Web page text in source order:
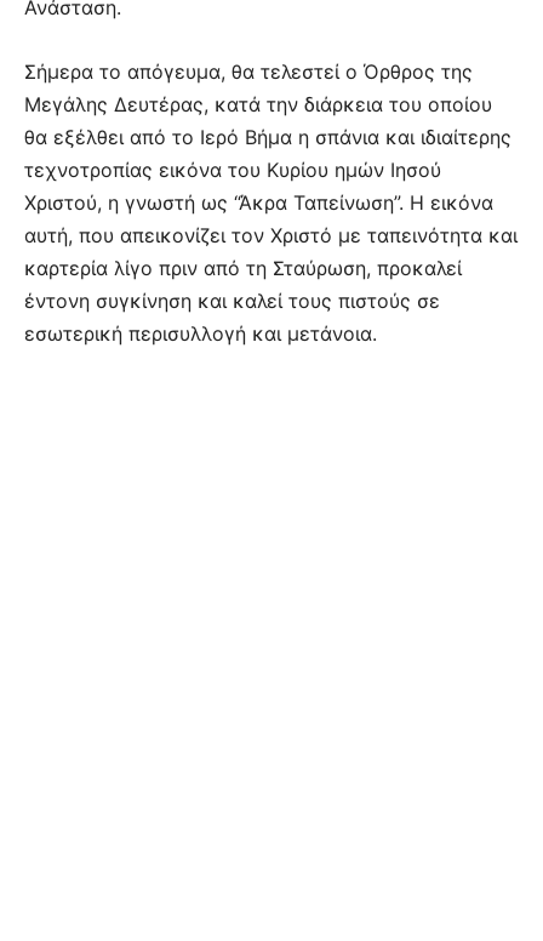
Ανάσταση.
Σήμερα το απόγευμα, θα τελεστεί ο Όρθρος της
Μεγάλης Δευτέρας, κατά την διάρκεια του οποίου
θα εξέλθει από το Ιερό Βήμα η σπάνια και ιδιαίτερης
τεχνοτροπίας εικόνα του Κυρίου ημών Ιησού
Χριστού, η γνωστή ως “Άκρα Ταπείνωση”. Η εικόνα
αυτή, που απεικονίζει τον Χριστό με ταπεινότητα και
καρτερία λίγο πριν από τη Σταύρωση, προκαλεί
έντονη συγκίνηση και καλεί τους πιστούς σε
εσωτερική περισυλλογή και μετάνοια.